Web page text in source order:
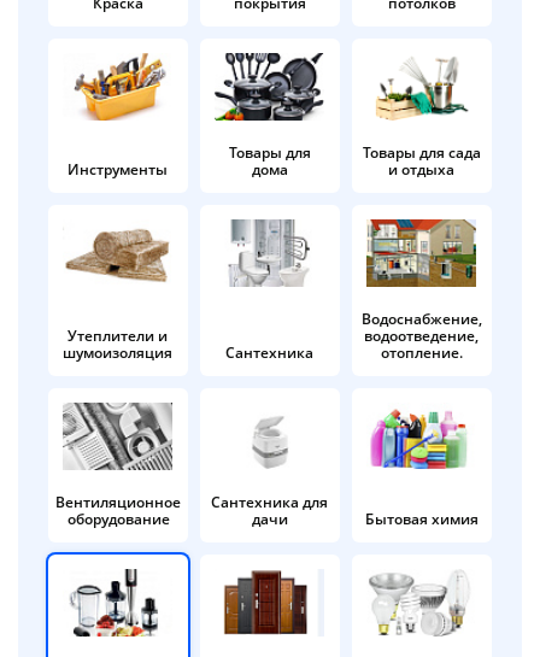
Инструменты
Товары для
дома
Товары для сада
и отдыха
Утеплители и
шумоизоляция
Сантехника
Водоснабжение,
водоотведение,
отопление.
Вентиляционное
оборудование
Сантехника для
дачи
Бытовая химия
в корзину
Оплачивайте сегодня только
25% картой любого банка
Получайте товар
выбранный способом
Оставшиеся
% будут
по25%каждые 2 недели
Подробнее
об оплате Плайтом